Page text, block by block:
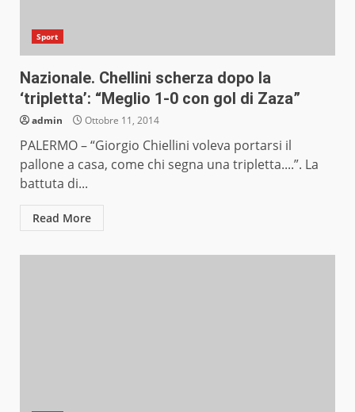
Sport
Nazionale. Chellini scherza dopo la
‘tripletta’: “Meglio 1-0 con gol di Zaza”
admin Ottobre 11, 2014
PALERMO – “Giorgio Chiellini voleva portarsi il
pallone a casa, come chi segna una tripletta....”. La
battuta di...
Read More